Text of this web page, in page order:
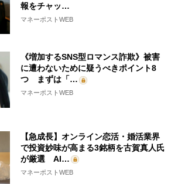
報をチャッ…
マネーポストWEB
《増加するSNS型ロマンス詐欺》被害
に遭わないために疑うべきポイント8
つ まずは「…
マネーポストWEB
【急成長】オンライン恋活・婚活業界
で投資妙味が高まる3銘柄を古賀真人氏
が厳選 AI…
マネーポストWEB